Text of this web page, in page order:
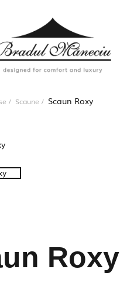
Scaune Scaun Roxy
Roxy